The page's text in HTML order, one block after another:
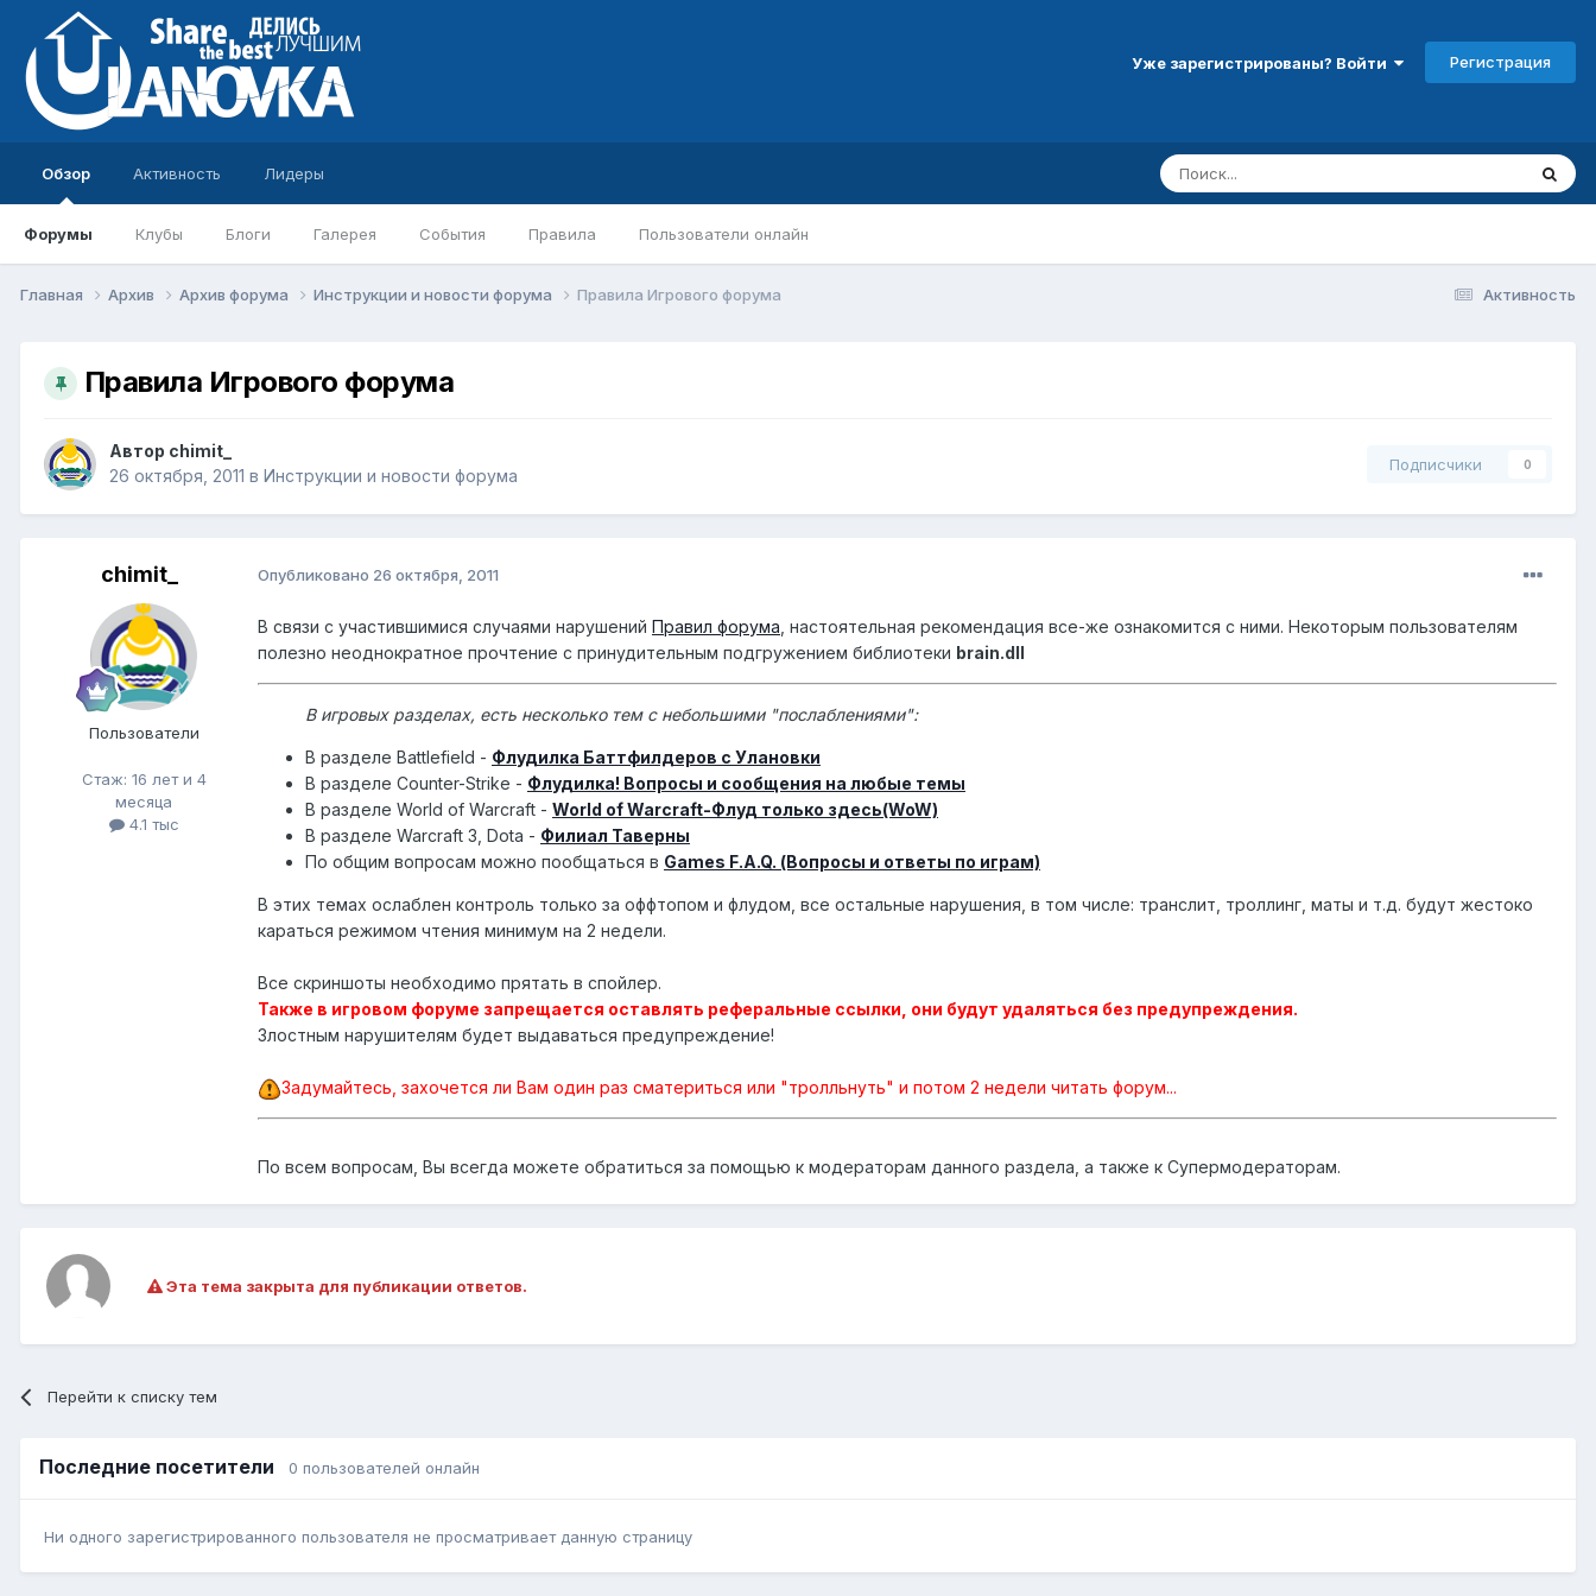
Уже зарегистрированы? Войти Регистрация
Обзор
Форумы Клубы Блоги Галерея События Правила Пользователи онлайн
Активность Лидеры
Активность
Главная Архив Архив форума Инструкции и новости форума Правила Игрового форума
Правила Игрового форума
Автор chimit_
26 октября, 2011 в Инструкции и новости форума
Подписчики 0
chimit_
Пользователи
Стаж: 16 лет и 4
месяца
4.1 тыс
Опубликовано 26 октября, 2011
В связи с участившимися случаями нарушений Правил форума , настоятельная рекомендация все-же ознакомится с ними. Некоторым пользователям
полезно неоднократное прочтение с принудительным подгружением библиотеки brain.dll
В игровых разделах, есть несколько тем с небольшими "послаблениями":
В разделе Battlefield - Флудилка Баттфилдеров с Улановки
В разделе Counter-Strike - Флудилка! Вопросы и сообщения на любые темы
В разделе World of Warcraft - World of Warcraft-Флуд только здесь(WoW)
В разделе Warcraft 3, Dota - Филиал Таверны
По общим вопросам можно пообщаться в Games F.A.Q. (Вопросы и ответы по играм)
В этих темах ослаблен контроль только за оффтопом и флудом, все остальные нарушения, в том числе: транслит, троллинг, маты и т.д. будут жестоко
караться режимом чтения минимум на 2 недели.
Все скриншоты необходимо прятать в спойлер.
Также в игровом форуме запрещается оставлять реферальные ссылки, они будут удаляться без предупреждения.
Злостным нарушителям будет выдаваться предупреждение!
Задумайтесь, захочется ли Вам один раз сматериться или "тролльнуть" и потом 2 недели читать форум...
По всем вопросам, Вы всегда можете обратиться за помощью к модераторам данного раздела, а также к Супермодераторам.
Эта тема закрыта для публикации ответов.
Перейти к списку тем
Последние посетители 0 пользователей онлайн
Ни одного зарегистрированного пользователя не просматривает данную страницу